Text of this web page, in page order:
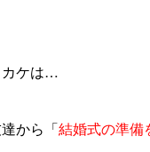
カケは…
から「結婚式の準備